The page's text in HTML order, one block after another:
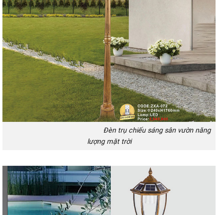
Đèn trụ chiếu sáng sân vườn năng
lượng mặt trời